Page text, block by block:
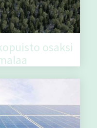
osaksi